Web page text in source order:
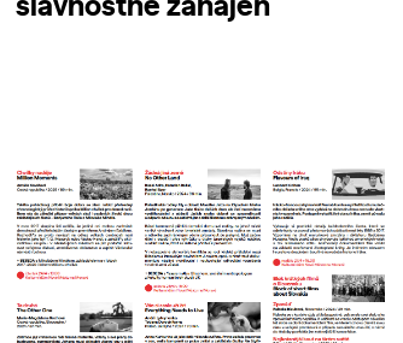
slavnostně zahájen